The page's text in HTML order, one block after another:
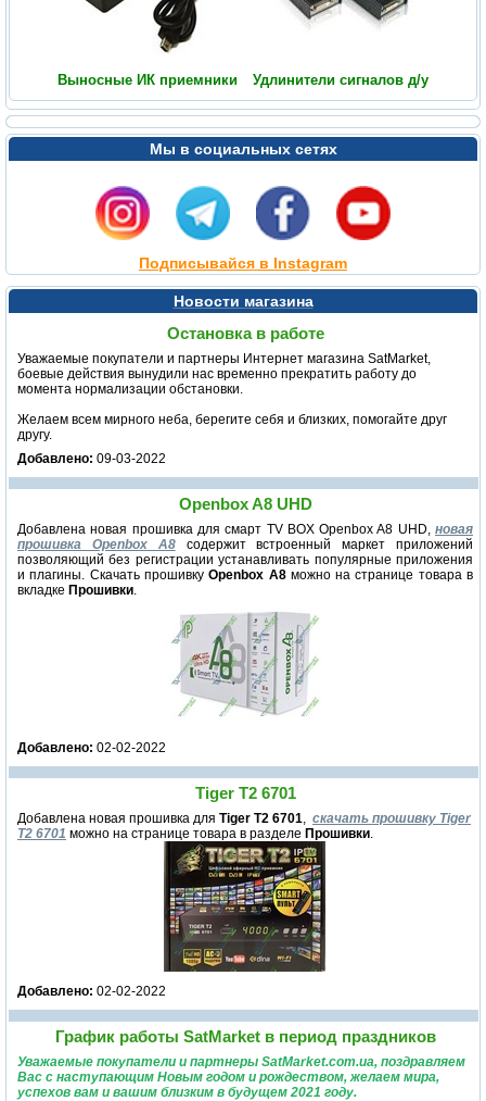
Выносные ИК приемники Удлинители сигналов д/у
Мы в социальных сетях
Подписывайся в Instagram
Новости магазина
Остановка в работе
Уважаемые покупатели и партнеры Интернет магазина SatMarket,
боевые действия вынудили нас временно прекратить работу до
момента нормализации обстановки.
Желаем всем мирного неба, берегите себя и близких, помогайте друг
другу.
Добавлено: 09-03-2022
Openbox A8 UHD
Добавлена новая прошивка для смарт TV BOX Openbox A8 UHD, новая
прошивка Openbox A8содержит встроенный маркет приложений
позволяющий без регистрации устанавливать популярные приложения
и плагины. Скачать прошивкуOpenbox A8можно на странице товара в
вкладке Прошивки.
Добавлено: 02-02-2022
Tiger T2 6701
Добавлена новая прошивка для Tiger T2 6701, скачать прошивку Tiger
T2 6701 можно на странице товара в разделе Прошивки.
Добавлено: 02-02-2022
График работы SatMarket в период праздников
Уважаемые покупатели и партнеры SatMarket.com.ua, поздравляем
Вас с наступающим Новым годом и рождеством, желаем мира,
успехов вам и вашим близким в будущем 2021 году.